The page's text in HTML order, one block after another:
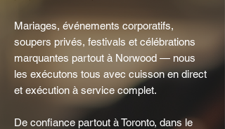
Mariages, événements corporatifs,
soupers privés, festivals et célébrations
marquantes partout à Norwood — nous
les exécutons tous avec cuisson en direct
et exécution à service complet.
De confiance partout à Toronto, dans le